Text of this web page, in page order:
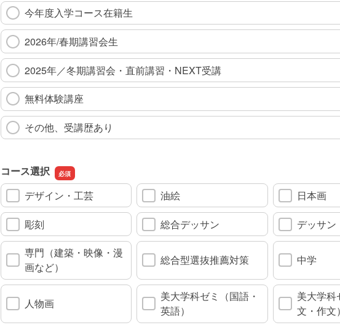
今年度入学コース在籍生
2026年/春期講習会生
2025年／冬期講習会・直前講習・NEXT受講
無料体験講座
その他、受講歴あり
コース選択
デザイン・工芸
油絵 日本画
彫刻 総合デッサン デッサン
専門（建築・映像・漫
画など）
総合型選抜推薦対策 中学
人物画
美大学科ゼミ（国語・
英語）
美大学科
文・作文